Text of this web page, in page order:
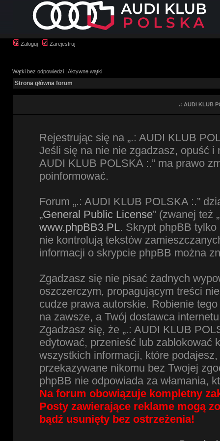
Zaloguj Zarejestruj
Wątki bez odpowiedzi | Aktywne wątki
Strona główna forum
.: AUDI KLUB
Rejestrując się na „.: AUDI KLUB
Jeśli się na nie nie zgadzasz, opuść i
AUDI KLUB POLSKA :.” ma prawo
poinformować.
Forum „.: AUDI KLUB POLSKA :.”
„General Public License” (zwanej też
www.phpBB3.PL. Skrypt phpBB tylko
nie kontrolują tekstów
informacji o skrypcie phpBB można
Zgadzasz się nie pisać żadnych
oszczerczym, propagującym treści
cudze prawa autorskie. Robienie
na zawsze, a Twój dostawca
Zgadzasz się, że „.: AUDI KLUB
edytować, przenieść lub zablokować
wszystkich informacji, które
przekazywane nikomu bez Twojej
phpBB nie odpowiada za włamania,
Na forum obowiązuje kompletny
Posty zawierające reklame mogą
bądź usunięty bez ostrzeżenia!